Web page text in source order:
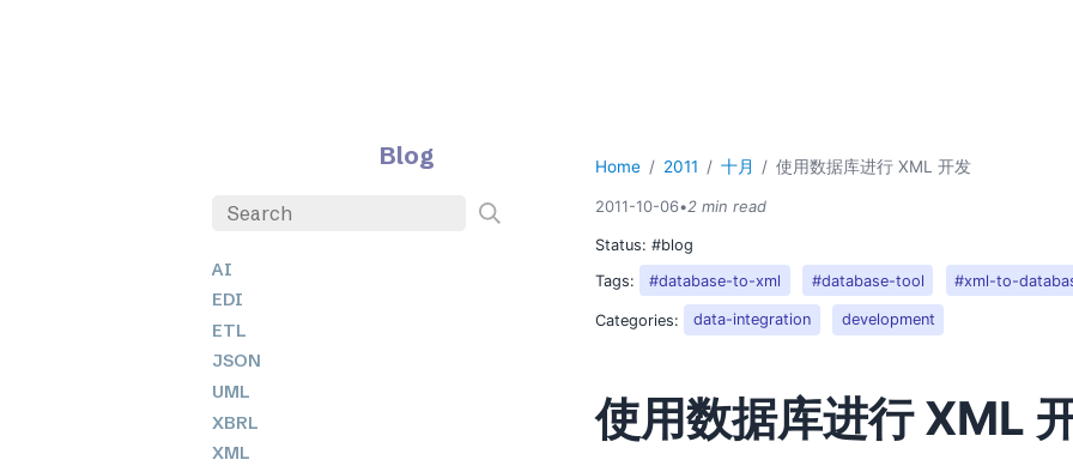
Blog
AI
EDI
ETL
JSON
UML
XBRL
XML
Home 2011 十月 使用数据库进行 XML 开发
2011-10-06•2 min read
Status:#blog
Tags:
#database-to-xml #database-tool #xml-to-
Categories: data-integration development
使用数据库进行 XML